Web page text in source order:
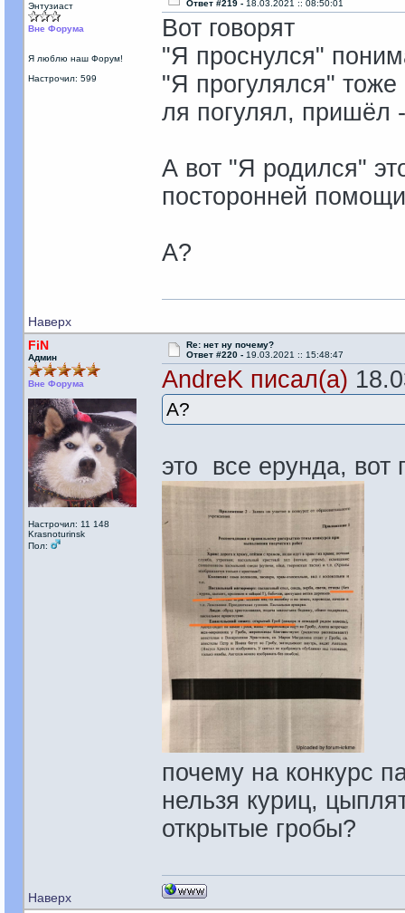
Энтузиаст
Вне Форума
Я люблю наш Форум!
Настрочил: 599
Ответ #219 - 18.03.2021 :: 08:50:01
Вот говорят
"Я проснулся"
"Я прогулялся"
ля погулял, пришёл
А вот "Я родился"
посторонней
А?
Наверх
FiN
Админ
Вне Форума
Настрочил: 11 148
Krasnoturinsk
Пол:
Re: нет ну почему?
Ответ #220 - 19.03.2021 :: 15:48:47
AndreK писал(а)
А?
это все ерунда, вот
почему на конкурс
нельзя куриц,
открытые гробы?
Наверх